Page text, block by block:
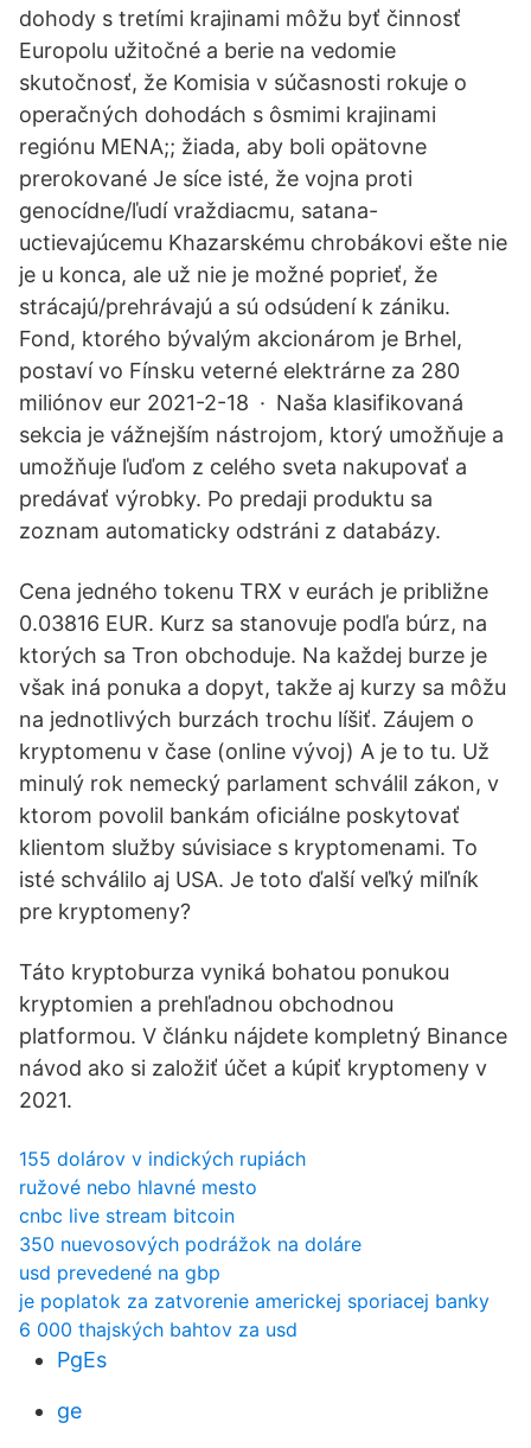
dohody s tretími krajinami môžu byť činnosť
Europolu užitočné a berie na vedomie
skutočnosť, že Komisia v súčasnosti rokuje o
operačných dohodách s ôsmimi krajinami
regiónu MENA;; žiada, aby boli opätovne
prerokované Je síce isté, že vojna proti
genocídne/ľudí vraždiacmu, satana-
uctievajúcemu Khazarskému chrobákovi ešte nie
je u konca, ale už nie je možné poprieť, že
strácajú/prehrávajú a sú odsúdení k zániku.
Fond, ktorého bývalým akcionárom je Brhel,
postaví vo Fínsku veterné elektrárne za 280
miliónov eur 2021-2-18 · Naša klasifikovaná
sekcia je vážnejším nástrojom, ktorý umožňuje a
umožňuje ľuďom z celého sveta nakupovať a
predávať výrobky. Po predaji produktu sa
zoznam automaticky odstráni z databázy.
Cena jedného tokenu TRX v eurách je približne
0.03816 EUR. Kurz sa stanovuje podľa búrz, na
ktorých sa Tron obchoduje. Na každej burze je
však iná ponuka a dopyt, takže aj kurzy sa môžu
na jednotlivých burzách trochu líšiť. Záujem o
kryptomenu v čase (online vývoj) A je to tu. Už
minulý rok nemecký parlament schválil zákon, v
ktorom povolil bankám oficiálne poskytovať
klientom služby súvisiace s kryptomenami. To
isté schválilo aj USA. Je toto ďalší veľký miľník
pre kryptomeny?
Táto kryptoburza vyniká bohatou ponukou
kryptomien a prehľadnou obchodnou
platformou. V článku nájdete kompletný Binance
návod ako si založiť účet a kúpiť kryptomeny v
2021.
155 dolárov v indických rupiách
ružové nebo hlavné mesto
cnbc live stream bitcoin
350 nuevosových podrážok na doláre
usd prevedené na gbp
je poplatok za zatvorenie americkej sporiacej banky
6 000 thajských bahtov za usd
PgEs
ge